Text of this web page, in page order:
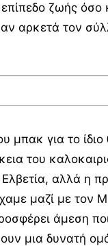
επίπεδο ζωής
αρκετά τον
μπακ για το
του
αλλά η
μαζί με τον
άμεση
μια δυνατή